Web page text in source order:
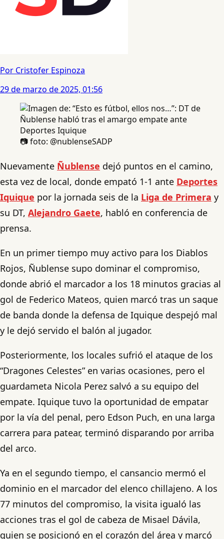
Por Cristofer Espinoza
29 de marzo de 2025, 01:56
📷 foto: @nublenseSADP
Nuevamente Ñublense dejó puntos en el camino,
esta vez de local, donde empató 1-1 ante Deportes
Iquique por la jornada seis de la Liga de Primera y
su DT, Alejandro Gaete, habló en conferencia de
prensa.
En un primer tiempo muy activo para los Diablos
Rojos, Ñublense supo dominar el compromiso,
donde abrió el marcador a los 18 minutos gracias al
gol de Federico Mateos, quien marcó tras un saque
de banda donde la defensa de Iquique despejó mal
y le dejó servido el balón al jugador.
Posteriormente, los locales sufrió el ataque de los
“Dragones Celestes” en varias ocasiones, pero el
guardameta Nicola Perez salvó a su equipo del
empate. Iquique tuvo la oportunidad de empatar
por la vía del penal, pero Edson Puch, en una larga
carrera para patear, terminó disparando por arriba
del arco.
Ya en el segundo tiempo, el cansancio mermó el
dominio en el marcador del elenco chillajeno. A los
77 minutos del compromiso, la visita igualó las
acciones tras el gol de cabeza de Misael Dávila,
quien se posicionó en el corazón del área y marcó